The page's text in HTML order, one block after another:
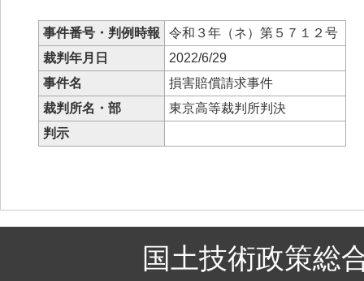
事件番号・判例時報
令和３年（ネ）第５７１２号
裁判年月日
2022/6/29
事件名
損害賠償請求事件
裁判所名・部
東京高等裁判所判決
判示
国土技術政策